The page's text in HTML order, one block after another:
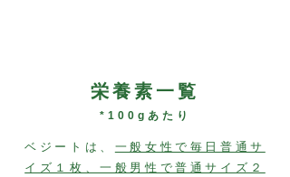
​栄養素一覧
*100gあたり
ベジートは、 一般女性で毎日普通サ
イズ１枚、一般男性で普通サイズ２